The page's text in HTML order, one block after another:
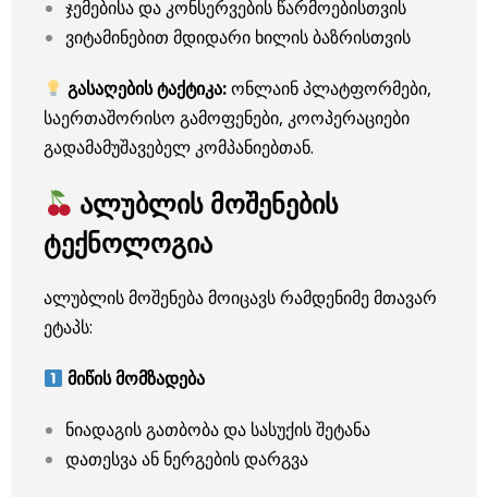
ჯემებისა და კონსერვების წარმოებისთვის
ვიტამინებით მდიდარი ხილის ბაზრისთვის
გასაღების ტაქტიკა:ონლაინ პლატფორმები,
საერთაშორისო გამოფენები, კოოპერაციები
გადამამუშავებელ კომპანიებთან.
ალუბლის მოშენების
ტექნოლოგია
ალუბლის მოშენება მოიცავს რამდენიმე მთავარ
ეტაპს:
მიწის მომზადება
ნიადაგის გათბობა და სასუქის შეტანა
დათესვა ან ნერგების დარგვა